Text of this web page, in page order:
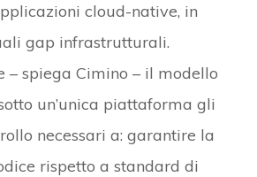
cloud-native, in
gap infrastrutturali.
– spiega Cimino – il modello
un’unica piattaforma gli
necessari a: garantire la
rispetto a standard di